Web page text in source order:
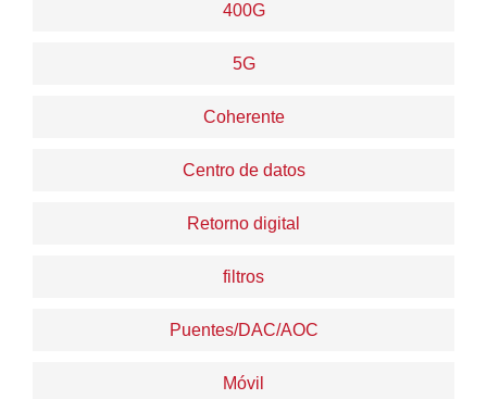
400G
5G
Coherente
Centro de datos
Retorno digital
filtros
Puentes/DAC/AOC
Móvil